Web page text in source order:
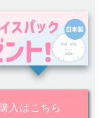
入はこちら